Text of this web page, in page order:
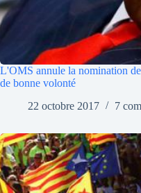
L'OMS annule la nomination
de bonne volonté
22 octobre 2017
7